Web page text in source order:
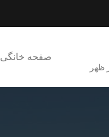
صفحه خانگی